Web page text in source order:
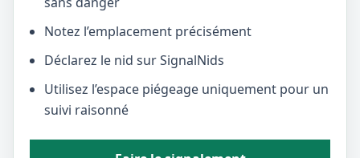
Notez l’emplacement précisément
Déclarez le nid sur SignalNids
Utilisez l’espace piégeage uniquement pour un
suivi raisonné